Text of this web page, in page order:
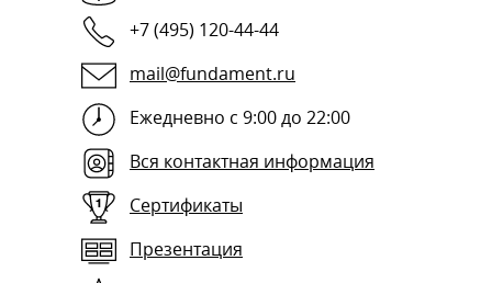
+7 (495) 120-44-44
mail@fundament.ru
Ежедневно с 9:00 до 22:00
Вся контактная информация
Сертификаты
Презентация